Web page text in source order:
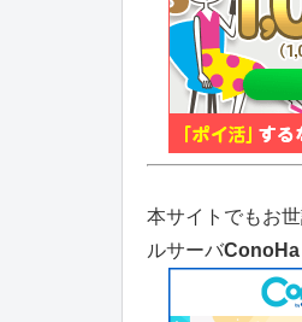
本サイトでもお
ルサーバConoHa